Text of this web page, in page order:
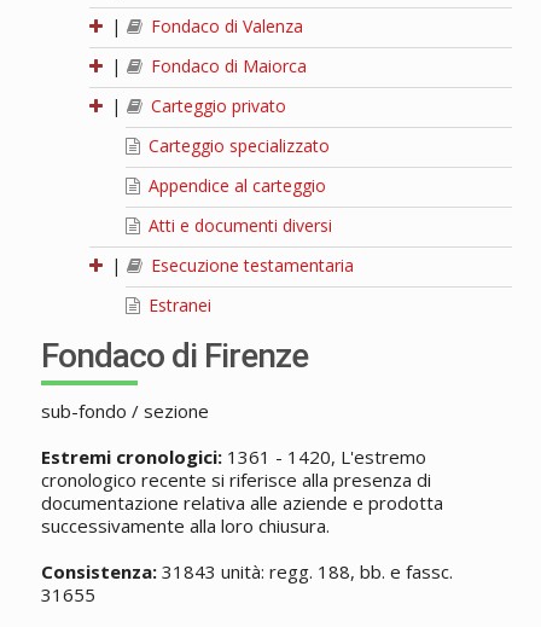
|
Fondaco di Valenza
|
Fondaco di Maiorca
|
Carteggio privato
Carteggio specializzato
Appendice al carteggio
Atti e documenti diversi
|
Esecuzione testamentaria
Estranei
Fondaco di Firenze
sub-fondo / sezione
Estremi cronologici:1361 - 1420, L'estremo
cronologico recente si riferisce alla presenza di
documentazione relativa alle aziende e prodotta
successivamente alla loro chiusura.
Consistenza:31843 unità: regg. 188, bb. e fassc.
31655